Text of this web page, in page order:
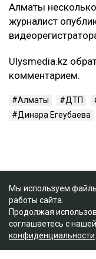
Алматы
журналист
Ulysmedia.kz
комментарием.
Алматы ДТП
Динара Егеубаева
Мы используем
работы сайта.
Продолжая
соглашаетесь с нашей
конфиденциальности